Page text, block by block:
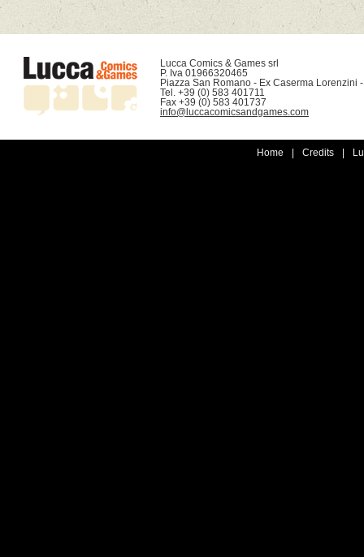
Lucca Comics & Games srl
P. Iva 01966320465
Piazza San Romano - Ex Caserma Lorenzini
Tel. +39 (0) 583 401711
info@luccacomicsandgames.com
Home Credits